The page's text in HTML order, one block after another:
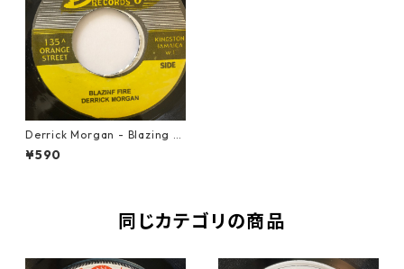
Derrick Morgan - Blazing Fi
re【7-20663】
¥590
同じカテゴリの商品